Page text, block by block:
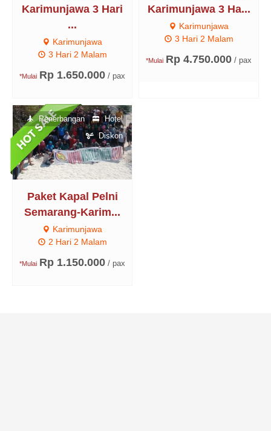
Karimunjawa 3 Hari
...
Karimunjawa
3 Hari 2 Malam
*Mulai Rp 1.650.000 / pax
Karimunjawa 3 Ha...
Karimunjawa
3 Hari 2 Malam
*Mulai Rp 4.750.000 / pax
Paket Kapal Pelni
Semarang-Karim...
Karimunjawa
2 Hari 2 Malam
*Mulai Rp 1.150.000 / pax
Penerbangan
Hotel
Diskon